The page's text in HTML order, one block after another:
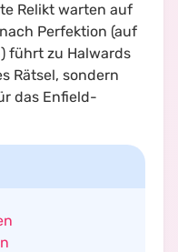
Relikt warten auf
Perfektion (auf
) führt zu Halwards
Rätsel, sondern
das Enfield-